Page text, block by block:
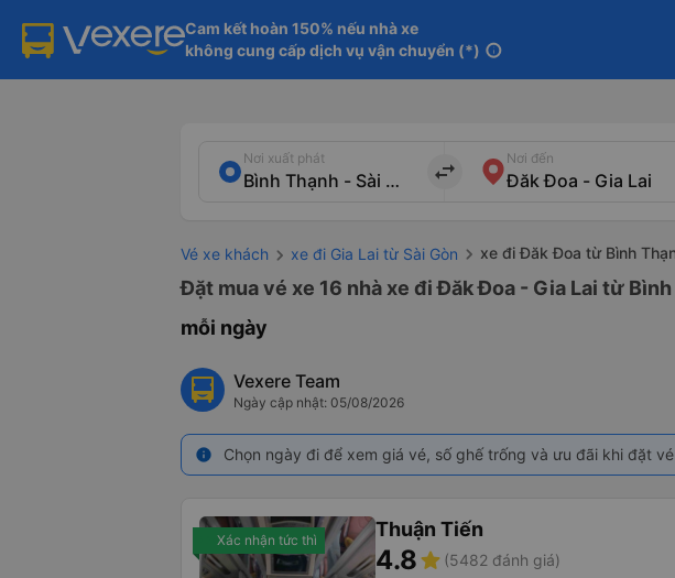
Cam kết hoàn 150% nếu nhà xe
không cung cấp dịch vụ vận chuyển (*) info
Nơi xuất phát
import_export
Nơi đến
Vé xe khách xe đi Gia Lai từ Sài Gòn xe đi Đăk Đoa từ Bình
Đặt mua vé xe 16 nhà xe đi Đăk Đoa - Gia Lai từ
mỗi ngày
Vexere Team
Ngày cập nhật: 05/08/2026
info Chọn ngày đi để xem giá vé, số ghế trống và ưu đãi khi đặt vé
Xác nhận tức thì Thuận Tiến
4.8star (5482 đánh giá)